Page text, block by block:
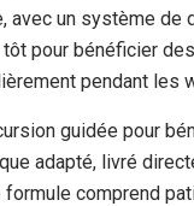
avec un système de
tôt pour bénéficier
pendant les
guidée pour
adapté, livré
formule comprend